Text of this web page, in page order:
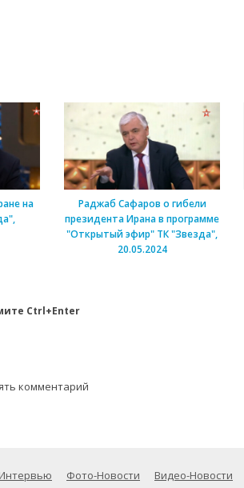
на
Раджаб Сафаров о гибели
президента Ирана в программе
"Открытый эфир" ТК "Звезда",
20.05.2024
Ctrl+Enter
комментарий
Интервью Фото-Новости Видео-Новости